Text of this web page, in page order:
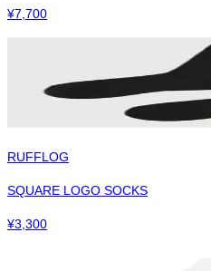
¥7,700
RUFFLOG
SQUARE LOGO SOCKS
¥3,300